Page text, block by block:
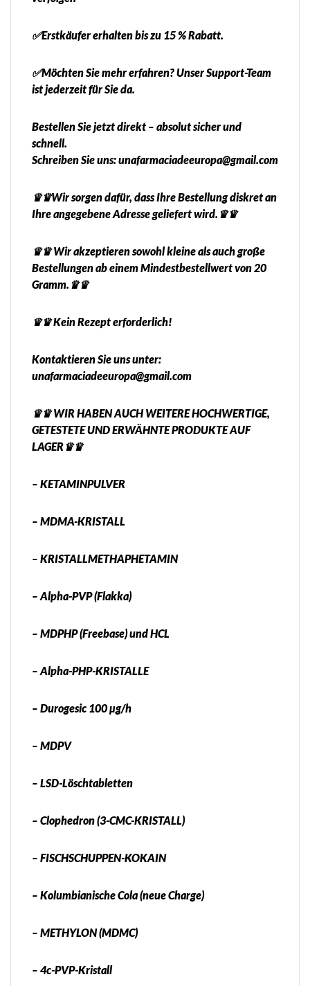
✅Erstkäufer erhalten bis zu 15 % Rabatt.
✅Möchten Sie mehr erfahren? Unser Support-Team
ist jederzeit für Sie da.
Bestellen Sie jetzt direkt – absolut sicher und
schnell.
Schreiben Sie uns: unafarmaciadeeuropa@gmail.com
♛♛Wir sorgen dafür, dass Ihre Bestellung diskret an
Ihre angegebene Adresse geliefert wird.♛♛
♛♛ Wir akzeptieren sowohl kleine als auch große
Bestellungen ab einem Mindestbestellwert von 20
Gramm.♛♛
♛♛ Kein Rezept erforderlich!
Kontaktieren Sie uns unter:
unafarmaciadeeuropa@gmail.com
♛♛ WIR HABEN AUCH WEITERE HOCHWERTIGE,
GETESTETE UND ERWÄHNTE PRODUKTE AUF
LAGER♛♛
– KETAMINPULVER
– MDMA-KRISTALL
– KRISTALLMETHAPHETAMIN
– Alpha-PVP (Flakka)
– MDPHP (Freebase) und HCL
– Alpha-PHP-KRISTALLE
– Durogesic 100 µg/h
– MDPV
– LSD-Löschtabletten
– Clophedron (3-CMC-KRISTALL)
– FISCHSCHUPPEN-KOKAIN
– Kolumbianische Cola (neue Charge)
– METHYLON (MDMC)
– 4c-PVP-Kristall